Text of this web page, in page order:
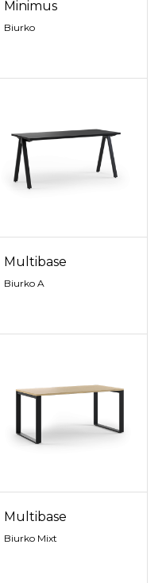
Minimus
Biurko
Multibase
Biurko A
Multibase
Biurko Mixt